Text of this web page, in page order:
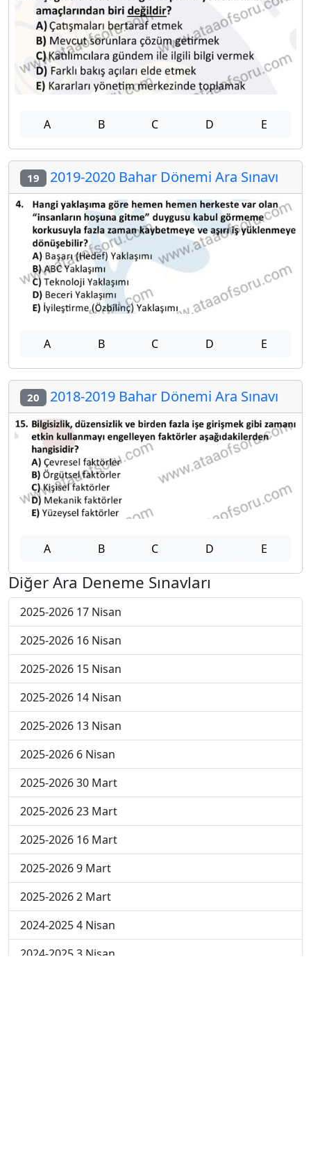
A B C D E
19 2019-2020 Bahar Dönemi Ara Sınavı
A B C D E
20 2018-2019 Bahar Dönemi Ara Sınavı
A B C D E
Diğer Ara Deneme Sınavları
2025-2026 17 Nisan
2025-2026 16 Nisan
2025-2026 15 Nisan
2025-2026 14 Nisan
2025-2026 13 Nisan
2025-2026 6 Nisan
2025-2026 30 Mart
2025-2026 23 Mart
2025-2026 16 Mart
2025-2026 9 Mart
2025-2026 2 Mart
2024-2025 4 Nisan
2024-2025 3 Nisan